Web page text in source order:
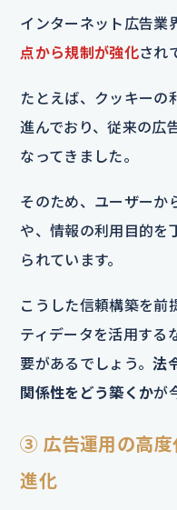
インターネット広告業
点から規制が強化され
たとえば、クッキーの
進んでおり、従来の広
なってきました。
そのため、ユーザーか
や、情報の利用目的を
られています。
こうした信頼構築を前
ティデータを活用する
要があるでしょう。法
関係性をどう築くかが
③ 広告運用の高度
進化